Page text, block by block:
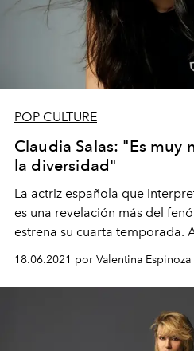
POP CULTURE
Claudia Salas: "Es muy
la diversidad"
La actriz española que
es una revelación más del
estrena su cuarta temporada.
18.06.2021 por Valentina Espinoza